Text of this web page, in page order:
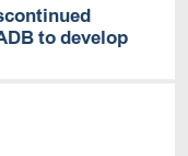
to develop